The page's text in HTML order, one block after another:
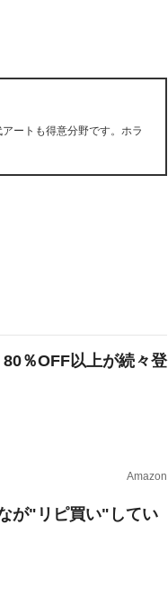
ートも得意分野です。ホラ
80％OFF以上が続々登
Amazon
が"リピ買い"してい